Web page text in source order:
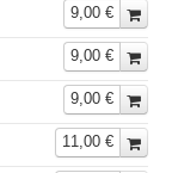
9,00 €
9,00 €
9,00 €
11,00 €